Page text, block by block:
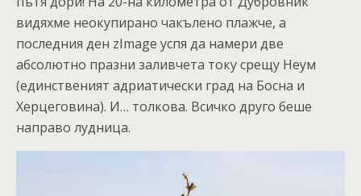
видяхме неокупирано чакълено плажче, а
последния ден zImage успя да намери две
абсолютно празни заливчета току срещу Неум
(единственият адриатически град на Босна и
Херцеговина). И… толкова. Всичко друго беше
направо лудница.